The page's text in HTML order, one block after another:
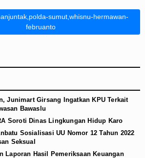
sumut,whisnu-hermawan-
februanto
Junimart Girsang Ingatkan KPU Terkait
Bawaslu
Soroti Dinas Lingkungan Hidup Karo
Sosialisasi UU Nomor 12 Tahun 2022
Seksual
Laporan Hasil Pemeriksaan Keuangan